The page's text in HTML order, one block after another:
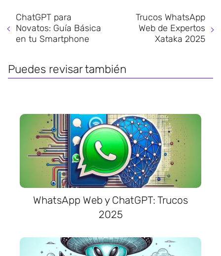
ChatGPT para
Novatos: Guía Básica
en tu Smartphone
Trucos WhatsApp
Web de Expertos
Xataka 2025
Puedes revisar también
WhatsApp Web y ChatGPT: Trucos
2025